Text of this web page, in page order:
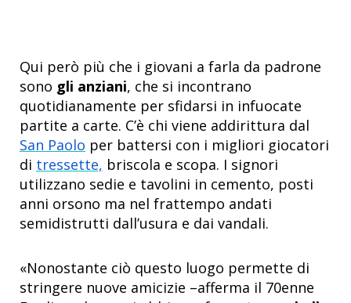
Qui però più che i giovani a farla da padrone
sono gli anziani, che si incontrano
quotidianamente per sfidarsi in infuocate
partite a carte. C’è chi viene addirittura dal
San Paolo per battersi con i migliori giocatori
di tressette, briscola e scopa. I signori
utilizzano sedie e tavolini in cemento, posti
anni orsono ma nel frattempo andati
semidistrutti dall’usura e dai vandali.
«Nonostante ciò questo luogo permette di
stringere nuove amicizie –afferma il 70enne